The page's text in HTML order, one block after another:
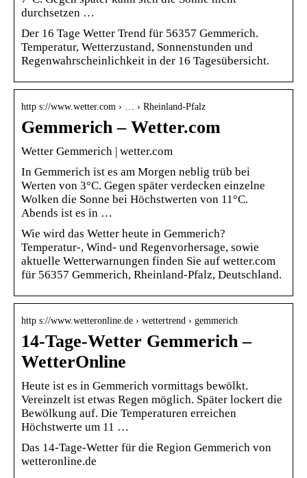
durchsetzen …
Der 16 Tage Wetter Trend für 56357 Gemmerich.
Temperatur, Wetterzustand, Sonnenstunden und
Regenwahrscheinlichkeit in der 16 Tagesübersicht.
http s://www.wetter.com › … › Rheinland-Pfalz
Gemmerich – Wetter.com
Wetter Gemmerich | wetter.com
In Gemmerich ist es am Morgen neblig trüb bei
Werten von 3°C. Gegen später verdecken einzelne
Wolken die Sonne bei Höchstwerten von 11°C.
Abends ist es in …
Wie wird das Wetter heute in Gemmerich?
Temperatur-, Wind- und Regenvorhersage, sowie
aktuelle Wetterwarnungen finden Sie auf wetter.com
für 56357 Gemmerich, Rheinland-Pfalz, Deutschland.
http s://www.wetteronline.de › wettertrend › gemmerich
14-Tage-Wetter Gemmerich –
WetterOnline
Heute ist es in Gemmerich vormittags bewölkt.
Vereinzelt ist etwas Regen möglich. Später lockert die
Bewölkung auf. Die Temperaturen erreichen
Höchstwerte um 11 …
Das 14-Tage-Wetter für die Region Gemmerich von
wetteronline.de